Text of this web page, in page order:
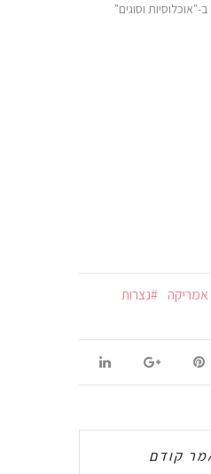
ב-"אוכלוסיות וסוגים"
נצרות
קודם